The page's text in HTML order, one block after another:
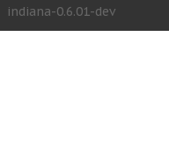
indiana-0.6.01-dev